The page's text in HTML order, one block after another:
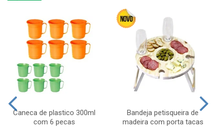
Caneca de plastico 300ml
com 6 pecas
Bandeja petisqueira de
madeira com porta tacas